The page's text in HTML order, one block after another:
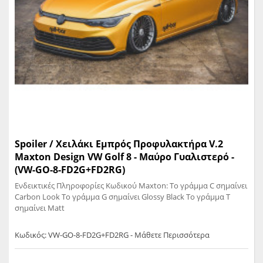
Spoiler / Χειλάκι Εμπρός Προφυλακτήρα V.2
Maxton Design VW Golf 8 - Μαύρο Γυαλιστερό -
(VW-GO-8-FD2G+FD2RG)
Ενδεικτικές Πληροφορίες Κωδικού Maxton: Το γράμμα C σημαίνει
Carbon Look Το γράμμα G σημαίνει Glossy Black Το γράμμα T
σημαίνει Matt
Κωδικός: VW-GO-8-FD2G+FD2RG - Μάθετε Περισσότερα